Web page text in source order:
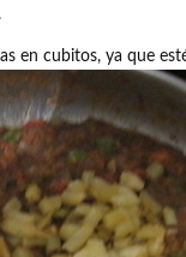
en cubitos, ya que